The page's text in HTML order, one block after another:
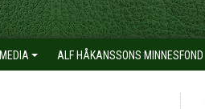
MEDIA ALF HÅKANSSONS MINNESFOND